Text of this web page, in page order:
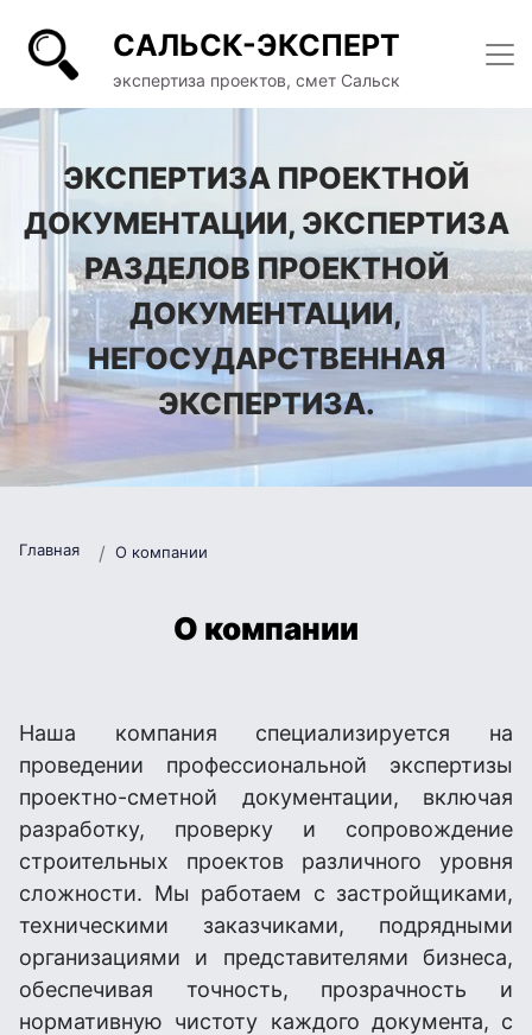
САЛЬСК-ЭКСПЕРТ
экспертиза проектов, смет Сальск
ЭКСПЕРТИЗА ПРОЕКТНОЙ
ДОКУМЕНТАЦИИ, ЭКСПЕРТИЗА
РАЗДЕЛОВ ПРОЕКТНОЙ
ДОКУМЕНТАЦИИ,
НЕГОСУДАРСТВЕННАЯ
ЭКСПЕРТИЗА.
Главная О компании
О компании
Наша компания специализируется на
проведении профессиональной экспертизы
проектно-сметной документации, включая
разработку, проверку и сопровождение
строительных проектов различного уровня
сложности. Мы работаем с застройщиками,
техническими заказчиками, подрядными
организациями и представителями бизнеса,
обеспечивая точность, прозрачность и
нормативную чистоту каждого документа, с